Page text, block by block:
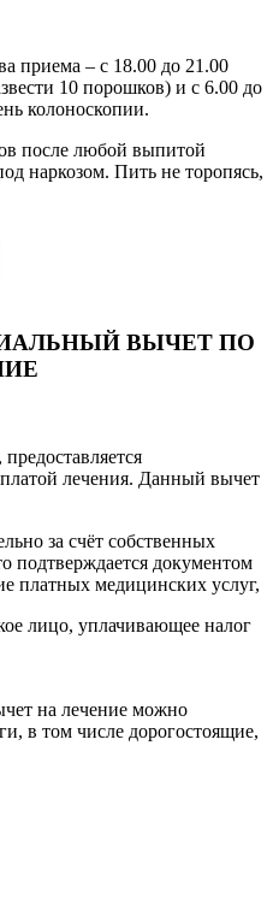
приема – с 18.00 до 21.00
10 порошков) и с 6.00 до
колоноскопии.
после любой выпитой
наркозом. Пить не торопясь,
ВЫЧЕТ ПО
лечения. Данный вычет
за счёт собственных
подтверждается документом
платных медицинских услуг,
лицо, уплачивающее налог
на лечение можно
в том числе дорогостоящие,